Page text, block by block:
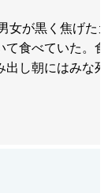
女が黒く焦げた
て食べていた。
出し朝にはみな